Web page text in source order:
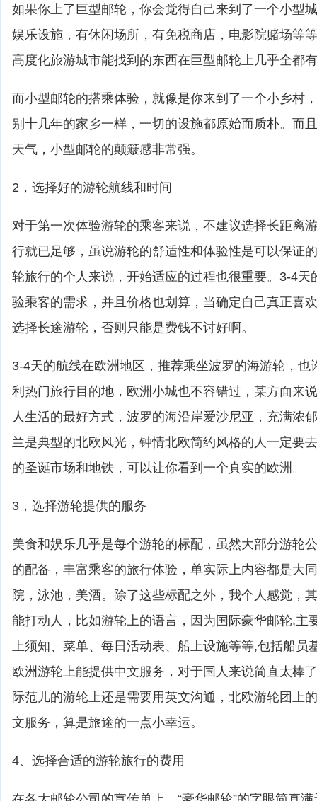
如果你上了巨型邮轮，你会觉得自己来到了一个小型
娱乐设施，有休闲场所，有免税商店，电影院赌场等
高度化旅游城市能找到的东西在巨型邮轮上几乎全都
而小型邮轮的搭乘体验，就像是你来到了一个小乡村
别十几年的家乡一样，一切的设施都原始而质朴。而
天气，小型邮轮的颠簸感非常强。
2，选择好的游轮航线和时间
对于第一次体验游轮的乘客来说，不建议选择长距离
行就已足够，虽说游轮的舒适性和体验性是可以保证
轮旅行的个人来说，开始适应的过程也很重要。3-4天
验乘客的需求，并且价格也划算，当确定自己真正喜
选择长途游轮，否则只能是费钱不讨好啊。
3-4天的航线在欧洲地区，推荐乘坐波罗的海游轮，也
利热门旅行目的地，欧洲小城也不容错过，某方面来
人生活的最好方式，波罗的海沿岸爱沙尼亚，充满浓
兰是典型的北欧风光，钟情北欧简约风格的人一定要
的圣诞市场和地铁，可以让你看到一个真实的欧洲。
3，选择游轮提供的服务
美食和娱乐几乎是每个游轮的标配，虽然大部分游轮
的配备，丰富乘客的旅行体验，单实际上内容都是大
院，泳池，美酒。除了这些标配之外，我个人感觉，
能打动人，比如游轮上的语言，因为国际豪华邮轮,主
上须知、菜单、每日活动表、船上设施等等,包括船员
欧洲游轮上能提供中文服务，对于国人来说简直太棒
际范儿的游轮上还是需要用英文沟通，北欧游轮团上
文服务，算是旅途的一点小幸运。
4、选择合适的游轮旅行的费用